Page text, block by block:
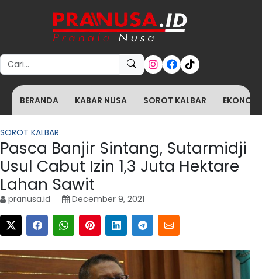
Search for:
BERANDA KABAR NUSA SOROT KALBAR
SOROT KALBAR
Pasca Banjir Sintang, Sutarmidji
Usul Cabut Izin 1,3 Juta Hektare
Lahan Sawit
pranusa.id December 9, 2021